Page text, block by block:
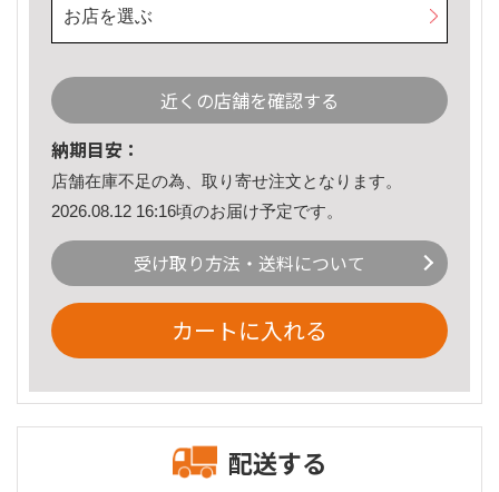
お店を選ぶ
近くの店舗を確認する
納期目安：
店舗在庫不足の為、取り寄せ注文となります。
2026.08.12 16:16頃のお届け予定です。
受け取り方法・送料について
カートに入れる
配送する